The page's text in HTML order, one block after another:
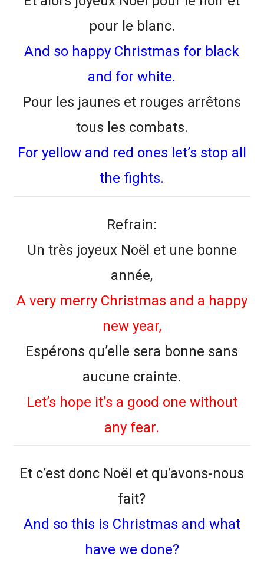
pour le blanc.
And so happy Christmas for black
and for white.
Pour les jaunes et rouges arrêtons
tous les combats.
For yellow and red ones let’s stop all
the fights.
Refrain:
Un très joyeux Noël et une bonne
année,
A very merry Christmas and a happy
new year,
Espérons qu’elle sera bonne sans
aucune crainte.
Let’s hope it’s a good one without
any fear.
Et c’est donc Noël et qu’avons-nous
fait?
And so this is Christmas and what
have we done?